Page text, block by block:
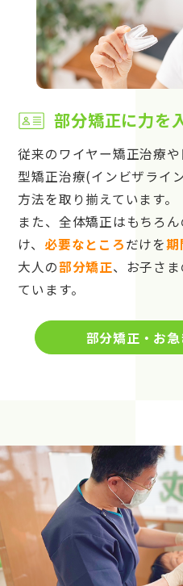
部分矯正に力を
従来のワイヤー矯正治療
型矯正治療(インビザライ
方法を取り揃えています。
また、全体矯正はもちろん
け、 必要なところだけを期
大人の部分矯正、お子さま
ています。
部分矯正・お